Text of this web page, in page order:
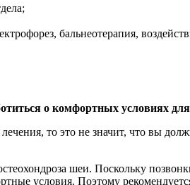
бальнеотерапия,
о комфортных условиях
то это не значит, что вы
шеи. Поскольку
условия. Поэтому